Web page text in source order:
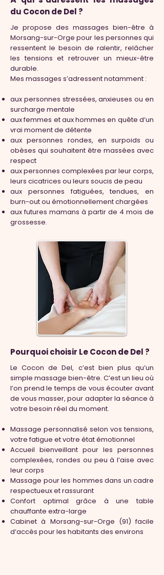
du Cocon de Del ?
Je propose des massages bien-être à
Morsang-sur-Orge pour les personnes qui
ressentent le besoin de ralentir, relâcher
les tensions et retrouver un mieux-être
durable.
Mes massages s’adressent notamment :
aux personnes stressées, anxieuses ou en
surcharge mentale
aux femmes et aux hommes en quête d’un
vrai moment de détente
aux personnes rondes, en surpoids ou
obèses qui souhaitent être massées avec
respect
aux personnes complexées par leur corps,
leurs cicatrices ou leurs soucis de peau
aux personnes fatiguées, tendues, en
burn-out ou émotionnellement chargées
aux futures mamans à partir de 4 mois de
grossesse.
Pourquoi choisir Le Cocon de Del ?
Le Cocon de Del, c’est bien plus qu’un
simple massage bien-être. C’est un lieu où
l’on prend le temps de vous écouter avant
de vous masser, pour adapter la séance à
votre besoin réel du moment.
Massage personnalisé selon vos tensions,
votre fatigue et votre état émotionnel
Accueil bienveillant pour les personnes
complexées, rondes ou peu à l’aise avec
leur corps
Massage pour les hommes dans un cadre
respectueux et rassurant
Confort optimal grâce à une table
chauffante extra-large
Cabinet à Morsang-sur-Orge (91) facile
d’accès pour les habitants des environs